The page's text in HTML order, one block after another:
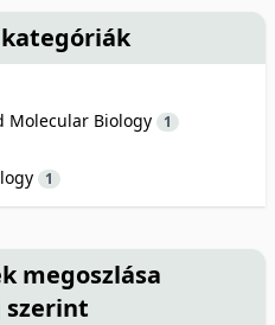
kategóriák
Molecular Biology 1
1
megoszlása